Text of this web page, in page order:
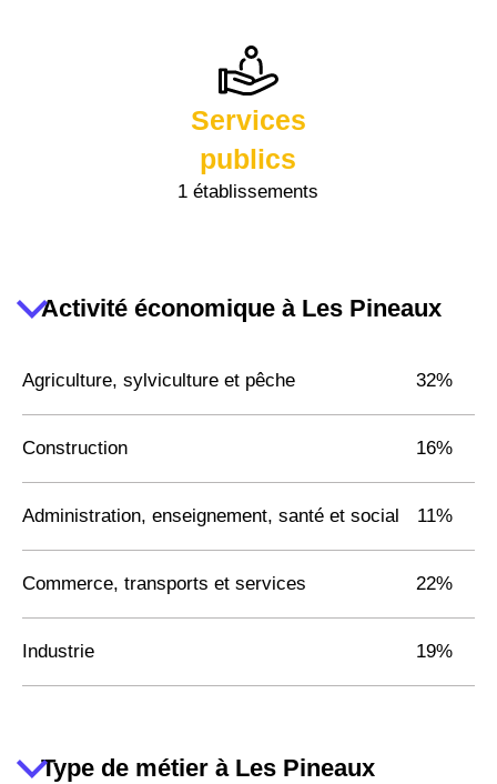
Services
publics
1 établissements
Activité économique à Les Pineaux
Agriculture, sylviculture et pêche 32%
Construction 16%
Administration, enseignement, santé et social 11%
Commerce, transports et services 22%
Industrie 19%
Type de métier à Les Pineaux